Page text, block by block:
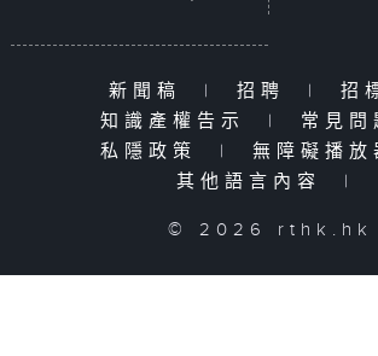
新聞稿 | 招聘 | 招
知識產權告示
| 常見問
私隱政策
| 無障礙播放
其他語言內容
|
© 2026 rthk.hk